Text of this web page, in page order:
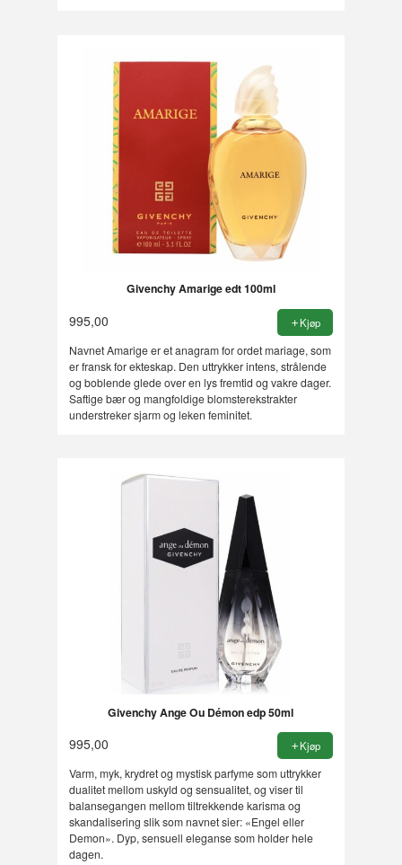
Givenchy Amarige edt 100ml
995,00 Kjøp
Navnet Amarige er et anagram for ordet mariage, som
er fransk for ekteskap. Den uttrykker intens, strålende
og boblende glede over en lys fremtid og vakre dager.
Saftige bær og mangfoldige blomsterekstrakter
understreker sjarm og leken feminitet.
Givenchy Ange Ou Démon edp 50ml
995,00 Kjøp
Varm, myk, krydret og mystisk parfyme som uttrykker
dualitet mellom uskyld og sensualitet, og viser til
balansegangen mellom tiltrekkende karisma og
skandalisering slik som navnet sier: «Engel eller
Demon». Dyp, sensuell eleganse som holder hele
dagen.